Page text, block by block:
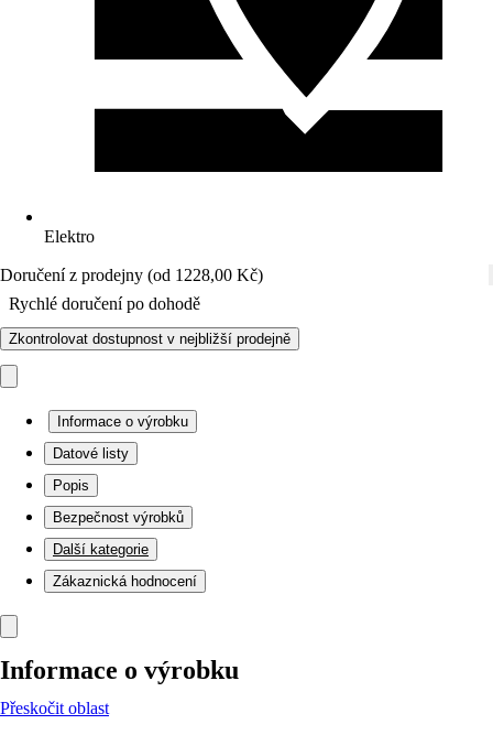
Elektro
Doručení z prodejny (od 1228,00 Kč)
Rychlé doručení po dohodě
Zkontrolovat dostupnost v nejbližší prodejně
Informace o výrobku
Datové listy
Popis
Bezpečnost výrobků
Další kategorie
Zákaznická hodnocení
Informace o výrobku
Přeskočit oblast